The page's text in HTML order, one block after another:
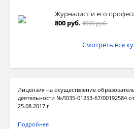
Журналист и его
800 руб. 4000 руб.
Смотреть все
Лицензия на осуществление
деятельности №Л035-01253-67/00192584 от
25.08.2017 г.
Подробнее